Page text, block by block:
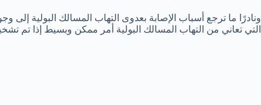
ونادرًا ما ترجع أسباب الإصابة بعدوى التهاب المسالك البولية
التي تعاني من التهاب المسالك البولية أمر ممكن وبسيط إذا تم